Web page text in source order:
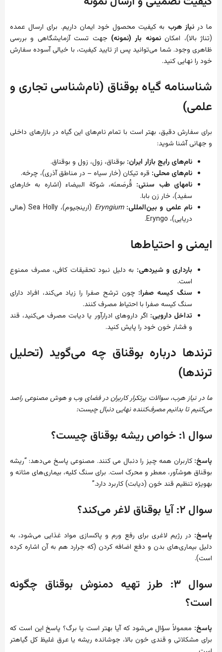
ما درنیاز هرب به کیفیت محصول خود ایمان داریم. برای ارسال عمده
(تناژ بالا)، امکاننمونه بار (نمونه) جهت تست آزمایشگاهی و بررسی
ظاهری وجود. شما می‌توانید پس از تایید کیفیت، با خیالی آسوده سفارش
خود را نهایی کنید.
شناسنامه گیاه بوقناق (نام‌شناسی تجاری و
علمی)
برای سفارش دقیق، بهتر است با تمام نام‌های این گیاه در بازارهای داخلی
و جهانی آشنا شوید:
نام‌های رایج بازار ایران: بوقناق، زول، زول و بوقناق.
نام‌های محلی: قره تیکان (خار سیاه – در مناطق آذری)، چرخه.
نامهای طب سنتی: قُرصَعنَه، شوکة البیضاء (اشاره به خارهای
سفید)، خار زن بابا.
نام علمی و بین‌المللی:Eryngium
(ارینجیوم)، Sea Holly (هالی
دریایی)، Eryngo.
ایمنی و احتیاط‌ها
بارداری و شیردهی: به دلیل نبود تحقیقات کافی، مصرف ممنوع
است.
سنگ کیسه صفرا: چون ترشح صفرا را زیاد می‌کند، افراد دارای
سنگ کیسه صفرا با احتیاط مصرف کنند.
تداخل دارویی: اگر داروهای ادرارآور یا دیابت مصرف می‌کنید، قند
و فشار خون خود را پایش کنید.
ترندها درباره بوقناق چه می‌گوید (تحلیل
ترندها)
ما در نیاز هرب، سوالات پرتکرار کاربران در فضای وب و هوش مصنوعی راصد
می‌کنیم تا بدانیم مصرف‌کننده نهایی دنبال چیست:
سوال ۱: خواص ریشه بوقناق چیست؟
پاسخ: کاربران همه چیز را دنبال می کنند. مصنوعی پاسخ می‌دهد: “ریشه
بوقناق هوشآور، معطر و محرک است. برای سنگ کلیه، بیماری‌های مثانه و
بهویژه تنظیم قند خون (دیابت) کاربرد دارد.”
سوال ۲: آیا بوقناق لاغر می‌کند؟
پاسخ: در رژیم لاغری برای رفع ورم و پاکسازی مواد غذایی می‌شود، به
دلیل بیماری‌های بدن و دفع اضافه کردن (که جرارد هم به آن اشاره کرده
است).
سوال ۳: طرز تهیه دمنوش بوقناق چگونه
است؟
پاسخ: معمولاً سؤال می‌شود که آیا بهتر است یا برگ؟ پاسخ این است که
برای مشکلاتی و قندی خون بالا، جوشانده ریشه یا عرق غلیظ کل گیاهتر